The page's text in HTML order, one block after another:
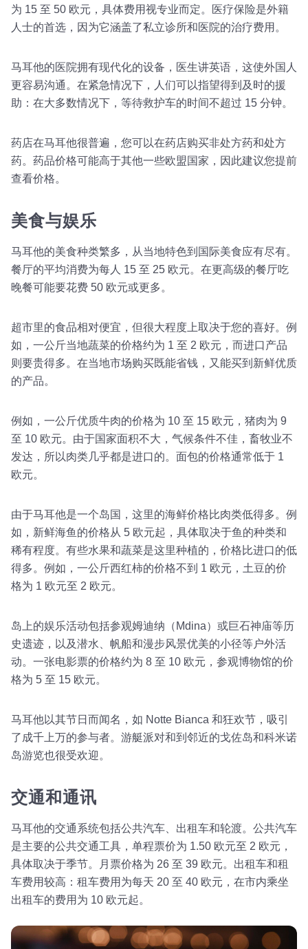
为 15 至 50 欧元，具体费用视专业而定。医疗保险是外籍
人士的首选，因为它涵盖了私立诊所和医院的治疗费用。
马耳他的医院拥有现代化的设备，医生讲英语，这使外国人
更容易沟通。在紧急情况下，人们可以指望得到及时的援
助：在大多数情况下，等待救护车的时间不超过 15 分钟。
药店在马耳他很普遍，您可以在药店购买非处方药和处方
药。药品价格可能高于其他一些欧盟国家，因此建议您提前
查看价格。
美食与娱乐
马耳他的美食种类繁多，从当地特色到国际美食应有尽有。
餐厅的平均消费为每人 15 至 25 欧元。在更高级的餐厅吃
晚餐可能要花费 50 欧元或更多。
超市里的食品相对便宜，但很大程度上取决于您的喜好。例
如，一公斤当地蔬菜的价格约为 1 至 2 欧元，而进口产品
则要贵得多。在当地市场购买既能省钱，又能买到新鲜优质
的产品。
例如，一公斤优质牛肉的价格为 10 至 15 欧元，猪肉为 9
至 10 欧元。由于国家面积不大，气候条件不佳，畜牧业不
发达，所以肉类几乎都是进口的。面包的价格通常低于 1
欧元。
由于马耳他是一个岛国，这里的海鲜价格比肉类低得多。例
如，新鲜海鱼的价格从 5 欧元起，具体取决于鱼的种类和
稀有程度。有些水果和蔬菜是这里种植的，价格比进口的低
得多。例如，一公斤西红柿的价格不到 1 欧元，土豆的价
格为 1 欧元至 2 欧元。
岛上的娱乐活动包括参观姆迪纳（Mdina）或巨石神庙等历
史遗迹，以及潜水、帆船和漫步风景优美的小径等户外活
动。一张电影票的价格约为 8 至 10 欧元，参观博物馆的价
格为 5 至 15 欧元。
马耳他以其节日而闻名，如 Notte Bianca 和狂欢节，吸引
了成千上万的参与者。游艇派对和到邻近的戈佐岛和科米诺
岛游览也很受欢迎。
交通和通讯
马耳他的交通系统包括公共汽车、出租车和轮渡。公共汽车
是主要的公共交通工具，单程票价为 1.50 欧元至 2 欧元，
具体取决于季节。月票价格为 26 至 39 欧元。出租车和租
车费用较高：租车费用为每天 20 至 40 欧元，在市内乘坐
出租车的费用为 10 欧元起。